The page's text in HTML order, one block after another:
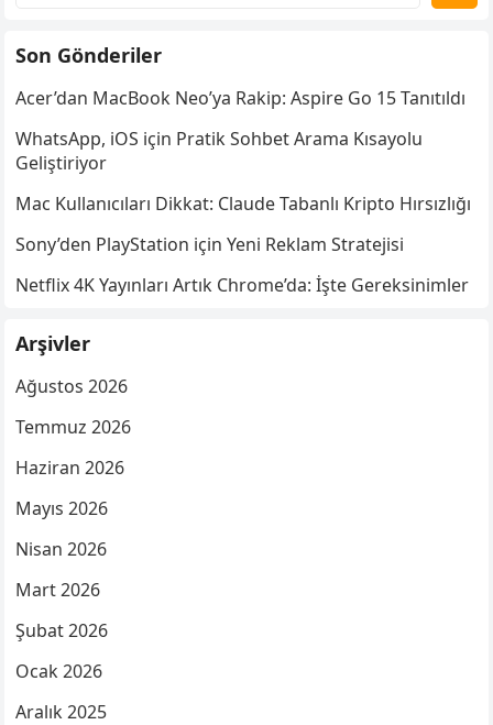
Son Gönderiler
Acer’dan MacBook Neo’ya Rakip: Aspire Go 15 Tanıtıldı
WhatsApp, iOS için Pratik Sohbet Arama Kısayolu
Geliştiriyor
Mac Kullanıcıları Dikkat: Claude Tabanlı Kripto Hırsızlığı
Sony’den PlayStation için Yeni Reklam Stratejisi
Netflix 4K Yayınları Artık Chrome’da: İşte Gereksinimler
Arşivler
Ağustos 2026
Temmuz 2026
Haziran 2026
Mayıs 2026
Nisan 2026
Mart 2026
Şubat 2026
Ocak 2026
Aralık 2025